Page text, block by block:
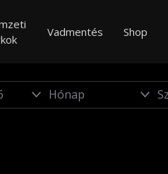
Vadmentés Shop